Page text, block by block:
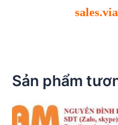
Sản phẩm